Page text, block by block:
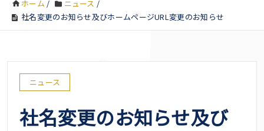
ホーム / ニュース /
社名変更のお知らせ及びホームページURL変更のお知らせ
ニュース
社名変更のお知らせ及び